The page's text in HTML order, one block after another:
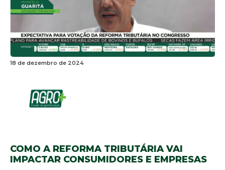
18 de dezembro de 2024
COMO A REFORMA TRIBUTÁRIA VAI
IMPACTAR CONSUMIDORES E EMPRESAS